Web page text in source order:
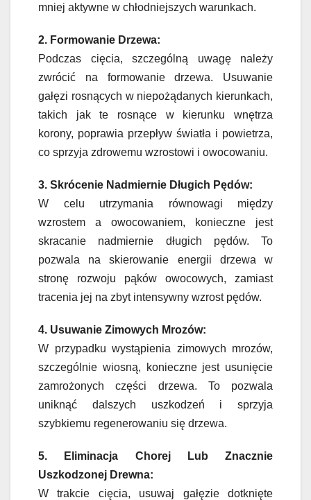
mniej aktywne w chłodniejszych warunkach.
2. Formowanie Drzewa:
Podczas cięcia, szczególną uwagę należy
zwrócić na formowanie drzewa. Usuwanie
gałęzi rosnących w niepożądanych kierunkach,
takich jak te rosnące w kierunku wnętrza
korony, poprawia przepływ światła i powietrza,
co sprzyja zdrowemu wzrostowi i owocowaniu.
3. Skrócenie Nadmiernie Długich Pędów:
W celu utrzymania równowagi między
wzrostem a owocowaniem, konieczne jest
skracanie nadmiernie długich pędów. To
pozwala na skierowanie energii drzewa w
stronę rozwoju pąków owocowych, zamiast
tracenia jej na zbyt intensywny wzrost pędów.
4. Usuwanie Zimowych Mrozów:
W przypadku wystąpienia zimowych mrozów,
szczególnie wiosną, konieczne jest usunięcie
zamrożonych części drzewa. To pozwala
uniknąć dalszych uszkodzeń i sprzyja
szybkiemu regenerowaniu się drzewa.
5. Eliminacja Chorej Lub Znacznie
Uszkodzonej Drewna:
W trakcie cięcia, usuwaj gałęzie dotknięte